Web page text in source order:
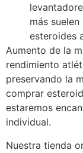
más
esteroides
Aumento de la
rendimiento
preservando la
comprar
estaremos
individual.
Nuestra tienda